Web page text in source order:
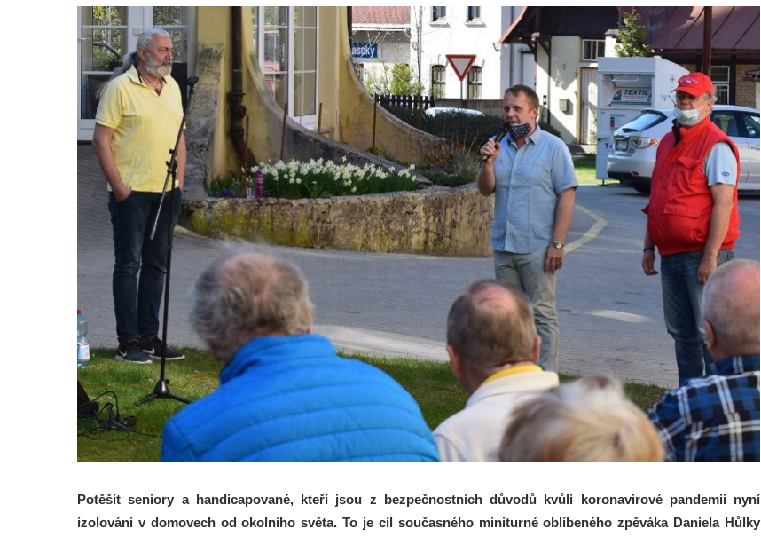
Potěšit seniory a handicapované, kteří jsou z bezpečnostních důvodů kvůli koronavirové pandemii nyní
izolováni v domovech od okolního světa. To je cíl současného miniturné oblíbeného zpěváka Daniela Hůlky